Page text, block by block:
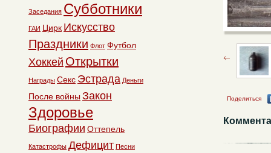
Поделиться
Заседания Субботники
ГАИ Цирк Искусство
Праздники Флот Футбол
Хоккей Открытки
Награды Секс Эстрада Деньги
После войны Закон
Здоровье
Биографии Оттепель
Катастрофы Дефицит Песни